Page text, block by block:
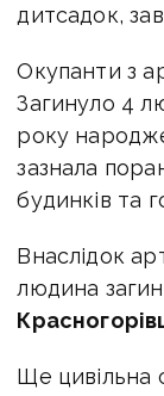
дитсадок,
Окупанти з
Загинуло 4
року
зазнала
будинків та
Внаслідок
людина
Ще цивільна